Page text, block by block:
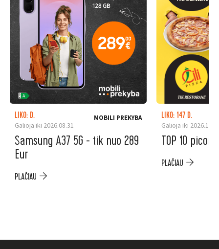
LIKO: D.
Galioja iki 2026.08.31
MOBILI PREKYBA
Samsung A37 5G - tik nuo 289
Eur
PLAČIAU
LIKO: 147 D.
Galioja iki
TOP 10
PLAČIAU